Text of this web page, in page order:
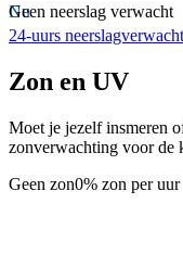
Nu
Geen neerslag verwacht
24-uurs
Zon en UV
Moet je jezelf insmeren
zonverwachting voor de
Geen zon0% zon per uur